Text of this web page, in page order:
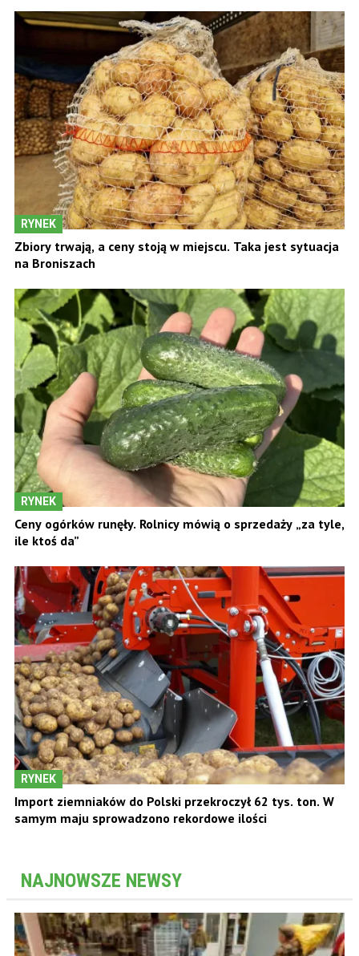
RYNEK
Zbiory trwają, a ceny stoją w miejscu. Taka jest sytuacja
na Broniszach
RYNEK
Ceny ogórków runęły. Rolnicy mówią o sprzedaży „za tyle,
ile ktoś da”
RYNEK
Import ziemniaków do Polski przekroczył 62 tys. ton. W
samym maju sprowadzono rekordowe ilości
NAJNOWSZE NEWSY